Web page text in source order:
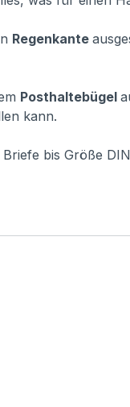
Regenkante
Posthaltebügel
kann.
bis Größe